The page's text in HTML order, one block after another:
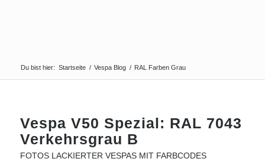
Du bist hier: Startseite / Vespa Blog / RAL Farben Grau
Vespa V50 Spezial: RAL 7043
Verkehrsgrau B
FOTOS LACKIERTER VESPAS MIT FARBCODES